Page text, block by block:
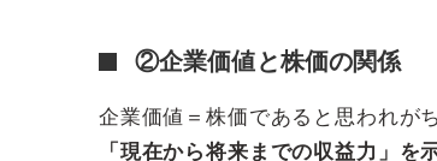
②企業価値と株価の関係
企業価値＝株価であると思われが
「現在から将来までの収益力」を